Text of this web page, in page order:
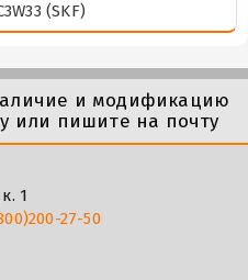
(SKF)
и модификацию
или пишите на почту
1
27-50